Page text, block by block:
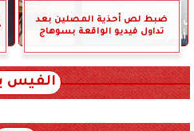
ضبط لص أحذية المصلين بعد
تداول فيديو الواقعة بسوهاج
الفيس